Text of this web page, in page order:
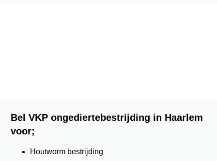
Bel VKP ongediertebestrijding in Haarlem
voor;
Houtworm bestrijding